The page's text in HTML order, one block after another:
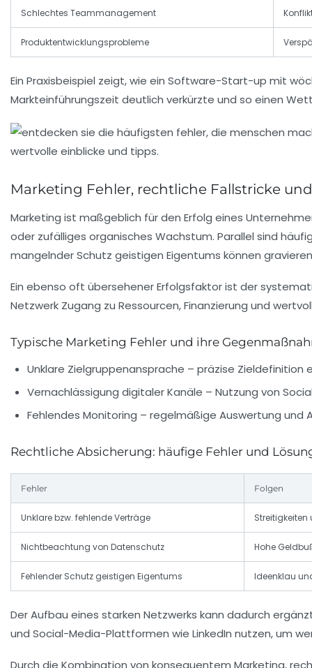
Schlechtes Teammanagement
Produktentwicklungsprobleme
Ein Praxisbeispiel zeigt, wie ein Software-Start-up mit
Markteinführungszeit deutlich verkürzte und so einen
Marketing Fehler, rechtliche Fallstricke
Marketing ist maßgeblich für den Erfolg eines
oder zufälliges organisches Wachstum. Parallel sind
mangelnder Schutz geistigen Eigentums können
Ein ebenso oft übersehener Erfolgsfaktor ist der
Netzwerk Zugang zu Ressourcen, Finanzierung und
Typische Marketing Fehler und ihre
Unklare Zielgruppenansprache – präzise Zieldefinition
Vernachlässigung digitaler Kanäle – Nutzung von
Fehlendes Monitoring – regelmäßige Auswertung und
Rechtliche Absicherung: häufige Fehler und
Fehler Folgen
Unklare bzw. fehlende Verträge
Nichtbeachtung von Datenschutz Hohe
Fehlender Schutz geistigen Eigentums Ideenklau
Der Aufbau eines starken Netzwerks kann dadurch
und Social-Media-Plattformen wie LinkedIn nutzen, um
Durch die Kombination von konsequentem Marketing,